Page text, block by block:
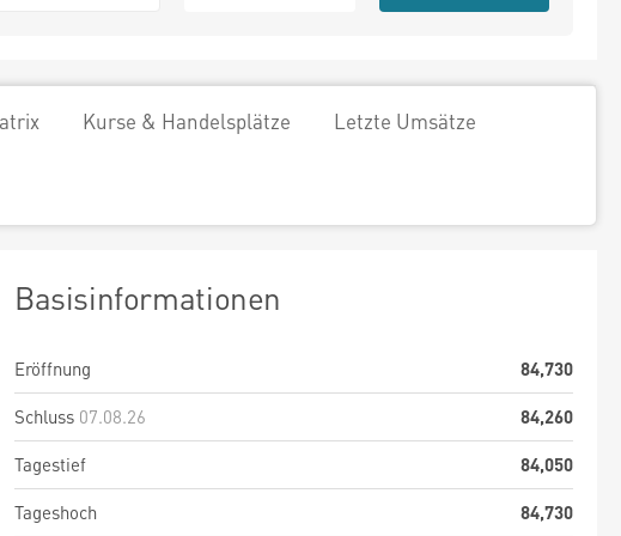
Kurse & Handelsplätze Letzte Umsätze
Basisinformationen
Eröffnung
84,730
Schluss 07.08.26
84,260
Tagestief
84,050
Tageshoch
84,730